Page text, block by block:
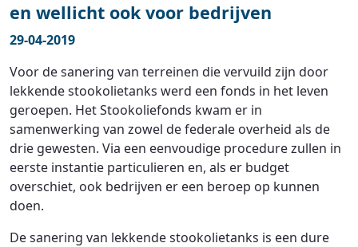
en wellicht ook voor bedrijven
29-04-2019
Voor de sanering van terreinen die vervuild zijn door
lekkende stookolietanks werd een fonds in het leven
geroepen. Het Stookoliefonds kwam er in
samenwerking van zowel de federale overheid als de
drie gewesten. Via een eenvoudige procedure zullen in
eerste instantie particulieren en, als er budget
overschiet, ook bedrijven er een beroep op kunnen
doen.
De sanering van lekkende stookolietanks is een dure